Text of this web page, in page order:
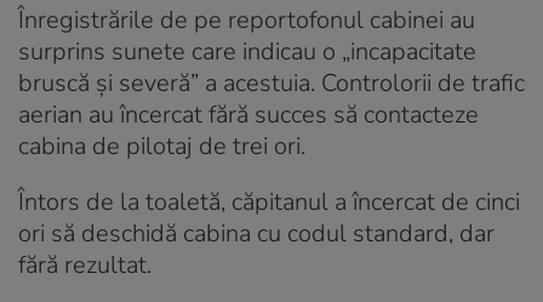
Înregistrările de pe reportofonul cabinei au
surprins sunete care indicau o „incapacitate
bruscă și severă” a acestuia. Controlorii de trafic
aerian au încercat fără succes să contacteze
cabina de pilotaj de trei ori.
Întors de la toaletă, căpitanul a încercat de cinci
ori să deschidă cabina cu codul standard, dar
fără rezultat.